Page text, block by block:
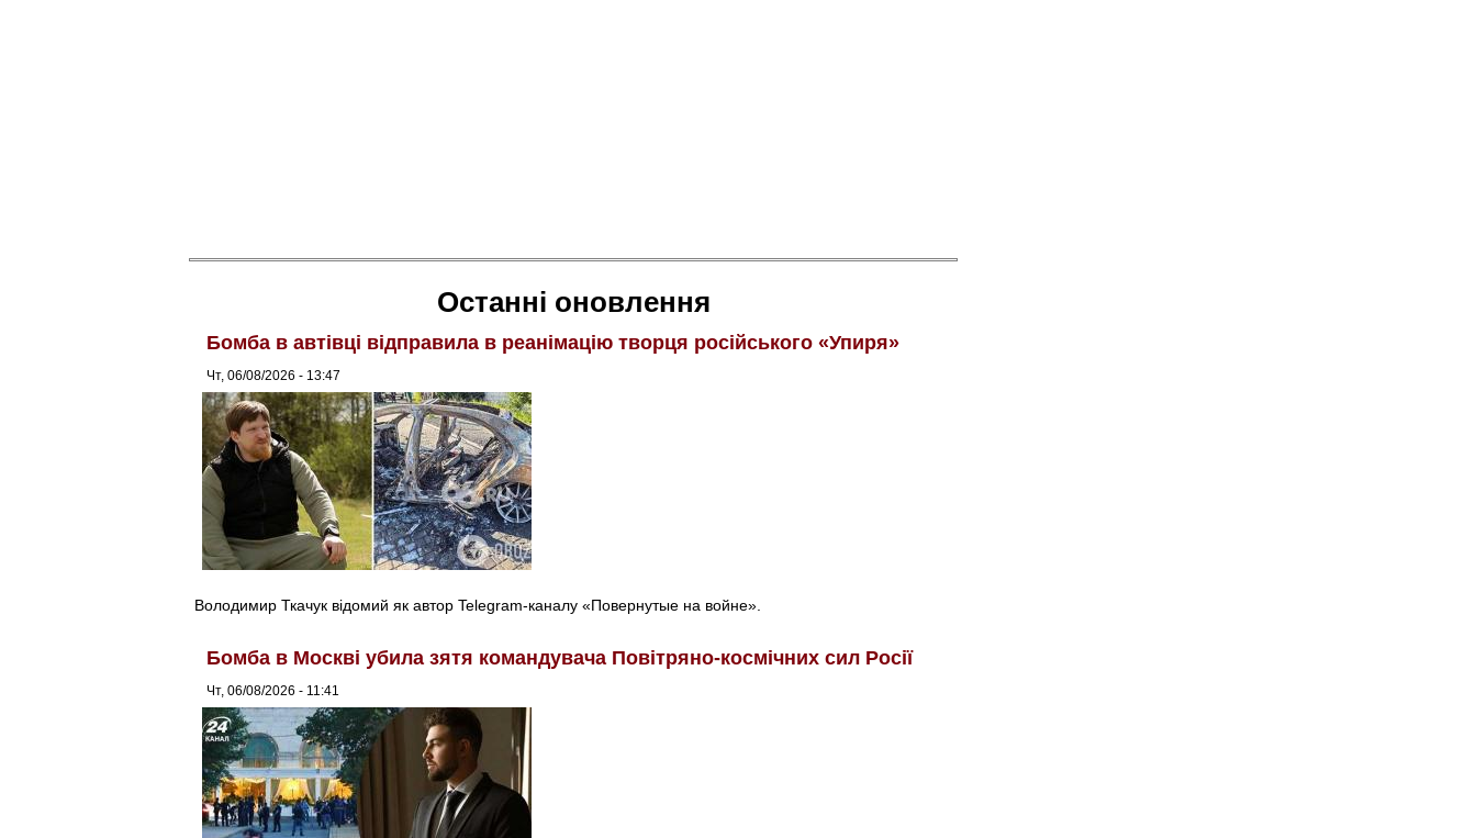
Останні оновлення
Бомба в автівці відправила в реанімацію творця російського «Упиря»
Чт, 06/08/2026 - 13:47
Володимир Ткачук відомий як автор Telegram-каналу «Повернутые на войне».
Бомба в Москві убила зятя командувача Повітряно-космічних сил Росії
Чт, 06/08/2026 - 11:41